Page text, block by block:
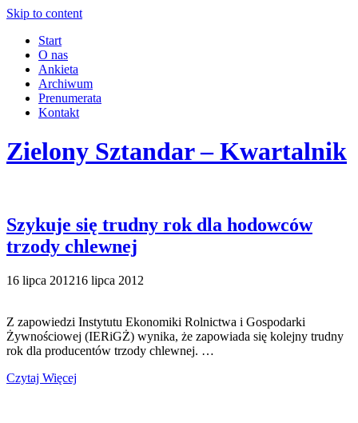
Skip to content
Start
O nas
Ankieta
Archiwum
Prenumerata
Kontakt
Zielony Sztandar – Kwartalnik
Szykuje się trudny rok dla hodowców
trzody chlewnej
16 lipca 201216 lipca 2012
Z zapowiedzi Instytutu Ekonomiki Rolnictwa i Gospodarki
Żywnościowej (IERiGŻ) wynika, że zapowiada się kolejny trudny
rok dla producentów trzody chlewnej. …
Czytaj Więcej